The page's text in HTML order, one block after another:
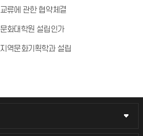
교류에 관한 협약체결
문화대학원 설립인가
지역문화기획학과 설립